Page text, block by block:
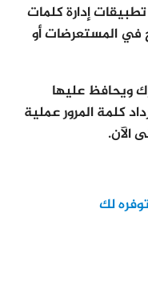
إدارة كلمات
في المستعرضات أو
ويحافظ عليها
كلمة المرور عملية
الآن.
لك